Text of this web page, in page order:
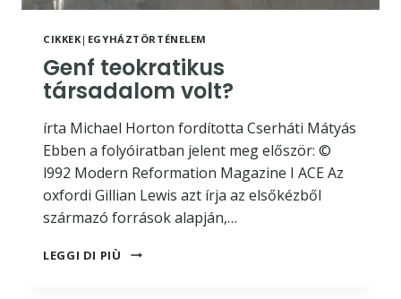
CIKKEK | EGYHÁZTÖRTÉNELEM
Genf teokratikus
társadalom volt?
írta Michael Horton fordította Cserháti Mátyás
Ebben a folyóiratban jelent meg először: ©
l992 Modern Reformation Magazine I ACE Az
oxfordi Gillian Lewis azt írja az elsőkézből
származó források alapján,…
LEGGI DI PIÙ
GENF